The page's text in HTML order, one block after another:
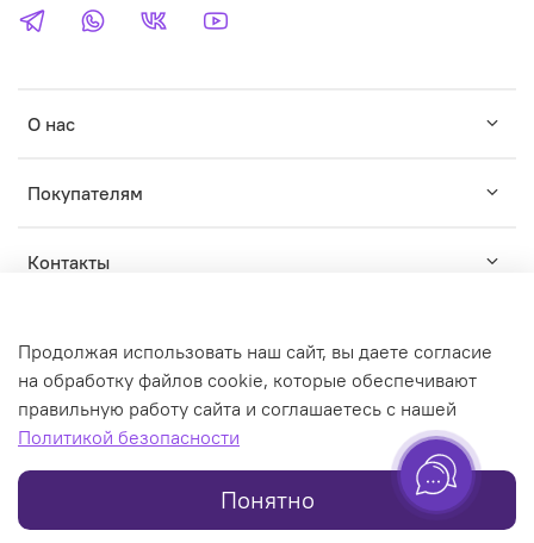
О нас
Покупателям
Контакты
© WILDWINS - зарегистрированный торговый знак. Любое
использование контента без письменного разрешения
запрещено
Online store created on inSales
Продолжая использовать наш сайт, вы даете согласие
на обработку файлов cookie, которые обеспечивают
правильную работу сайта и соглашаетесь с нашей
Политикой безопасности
Понятно